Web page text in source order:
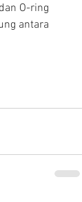
O-ring
antara